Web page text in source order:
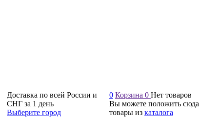
Доставка по всей России и
СНГ за 1 день
Выберите город
0 Корзина 0 Нет товаров
Вы можете положить сюда
товары из каталога